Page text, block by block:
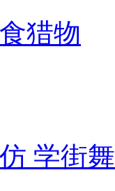
猎物
学街